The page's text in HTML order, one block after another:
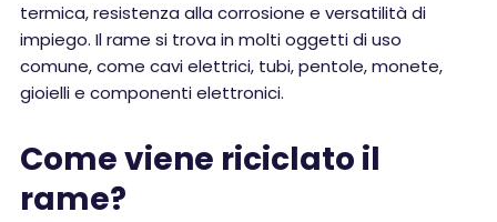
termica, resistenza alla corrosione e versatilità di
impiego. Il rame si trova in molti oggetti di uso
comune, come cavi elettrici, tubi, pentole, monete,
gioielli e componenti elettronici.
Come viene riciclato il
rame?